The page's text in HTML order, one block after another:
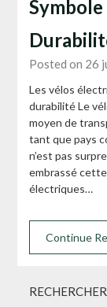
Posted on 26
Les vélos
durabilité Le
moyen de
tant que pays
n’est pas
embrassé
électriques…
Continue
RECHERCHER